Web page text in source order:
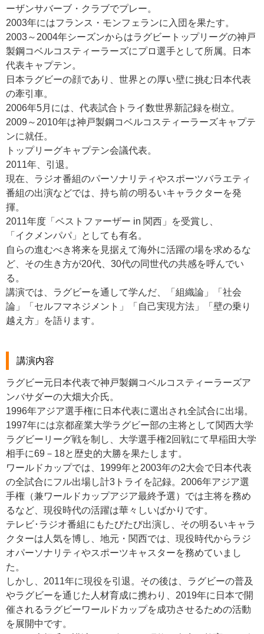
ーザンサバーブ・クラブでプレー。
2003年にはフランス・モンフェランに入団を果たす。
2003～2004年シーズンからはラグビートップリーグの神戸
製鋼コベルコスティーラーズにプロ選手として所属。日本
代表キャプテン。
日本ラグビーの顔であり、世界との厚い壁に挑む日本代表
の牽引車。
2006年5月には、代表試合トライ数世界新記録を樹立。
2009～2010年は神戸製鋼コベルコスティーラーズキャプテ
ンに就任。
トップリーグキャプテン会議代表。
2011年、引退。
現在、ラジオ番組のパーソナリティやスポーツバラエティ
番組の出演などでは、持ち前の明るいキャラクターを発
揮。
2011年度「ベストファーザー in 関西」を受賞し、
「イクメンパパ」としても有名。
自らの進むべき将来を見据えて海外に活躍の場を求めるな
ど、その生き方が20代、30代の同世代の共感を呼んでい
る。
講演では、ラグビーを通して学んだ、「組織論」「社会
論」「セルフマネジメント」「自己実現方法」「壁の乗り
越え方」を語ります。
講演内容
ラグビー元日本代表で神戸製鋼コベルコスティーラーズア
ンバサダーの大畑大介氏。
1996年アジア選手権に日本代表に選出され全試合に出場。
1997年には京都産業大学ラグビー部の主将として関西大学
ラグビーリーグ戦を制し、大学選手権2回戦にて早稲田大学
相手に69－18と歴史的大勝を果たします。
ワールドカップでは、1999年と2003年の2大会で日本代表
の全試合にフル出場し計3トライを記録。2006年アジア選
手権（兼ワールドカップアジア最終予選）では主将を務め
るなど、現役時代の活躍は華々しいばかりです。
テレビ･ラジオ番組にもたびたび出演し、その明るいキャラ
クターは人気を博し、地元・関西では、現役時代からラジ
オパーソナリティやスポーツキャスターを務めていまし
た。
しかし、2011年に現役を引退。その後は、ラグビーの普及
やラグビーを通じた人材育成に携わり、2019年に日本で開
催されるラグビーワールドカップを成功させるための活動
を展開中です。